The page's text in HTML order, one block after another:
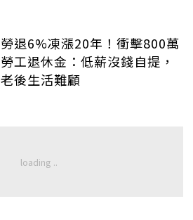
勞退6%凍漲20年！衝擊800萬
勞工退休金：低薪沒錢自提，
老後生活難顧